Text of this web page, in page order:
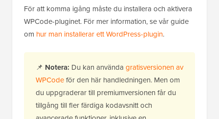
För att komma igång måste du installera och aktivera
WPCode-pluginet. För mer information, se vår guide
om hur man installerar ett WordPress-plugin.
📌 Notera: Du kan använda gratisversionen av
WPCodeför den här handledningen. Men om
du uppgraderar till premiumversionen får du
tillgång till fler färdiga kodavsnitt och